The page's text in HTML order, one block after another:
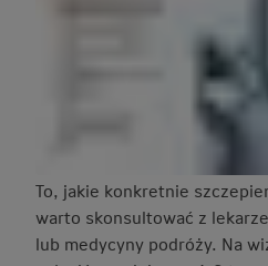
To, jakie konkretnie
warto skonsultować z
lub medycyny podróży. Na